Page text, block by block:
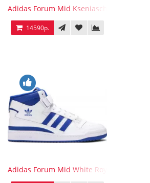
Adidas Forum Mid Kseniaschnaider
14590р.
Adidas Forum Mid White Royal Blue